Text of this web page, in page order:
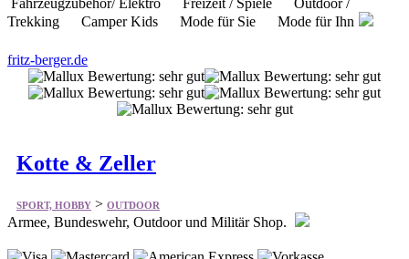
fritz-berger.de
Kotte & Zeller
SPORT, HOBBY> OUTDOOR
Armee, Bundeswehr, Outdoor und Militär Shop.
Schnäppchen-Shop Outdoor-Ausrüstung Bekleidung